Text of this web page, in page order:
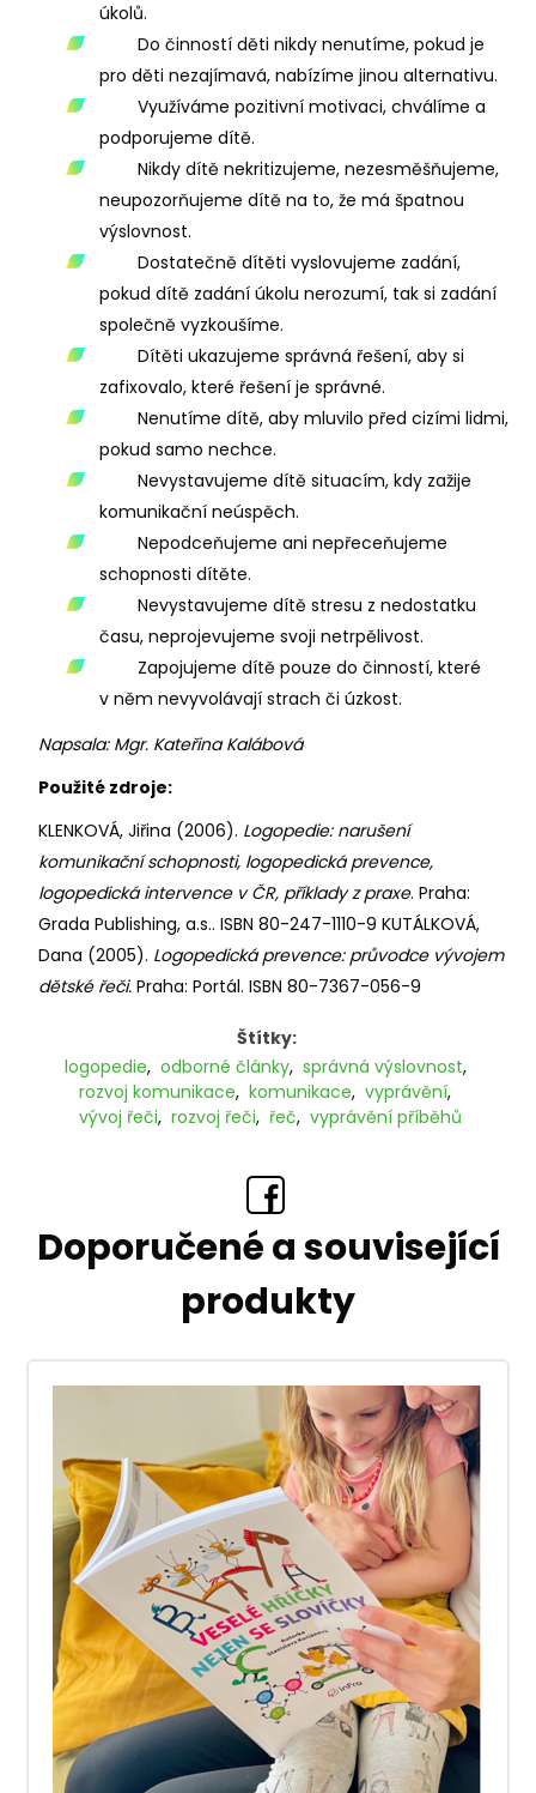
úkolů.
Do činností děti nikdy nenutíme, pokud je
pro děti nezajímavá, nabízíme jinou alternativu.
Využíváme pozitivní motivaci, chválíme a
podporujeme dítě.
Nikdy dítě nekritizujeme, nezesměšňujeme,
neupozorňujeme dítě na to, že má špatnou
výslovnost.
Dostatečně dítěti vyslovujeme zadání,
pokud dítě zadání úkolu nerozumí, tak si zadání
společně vyzkoušíme.
Dítěti ukazujeme správná řešení, aby si
zafixovalo, které řešení je správné.
Nenutíme dítě, aby mluvilo před cizími lidmi,
pokud samo nechce.
Nevystavujeme dítě situacím, kdy zažije
komunikační neúspěch.
Nepodceňujeme ani nepřeceňujeme
schopnosti dítěte.
Nevystavujeme dítě stresu z nedostatku
času, neprojevujeme svoji netrpělivost.
Zapojujeme dítě pouze do činností, které
v něm nevyvolávají strach či úzkost.
Napsala: Mgr. Kateřina Kalábová
Použité zdroje:
KLENKOVÁ, Jiřina (2006). Logopedie: narušení
komunikační schopnosti, logopedická prevence,
logopedická intervence v ČR, příklady z praxe. Praha:
Grada Publishing, a.s.. ISBN 80-247-1110-9 KUTÁLKOVÁ,
Dana (2005). Logopedická prevence: průvodce vývojem
dětské řeči.Praha: Portál. ISBN 80-7367-056-9
Štítky:
logopedie, odborné články, správná výslovnost,
rozvoj komunikace, komunikace, vyprávění,
vývoj řeči, rozvoj řeči, řeč, vyprávění příběhů
Doporučené a související
produkty